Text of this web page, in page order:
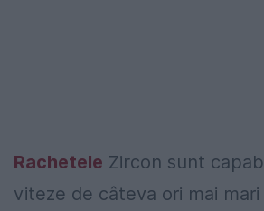
Rachetele Zircon sunt
viteze de câteva ori mai